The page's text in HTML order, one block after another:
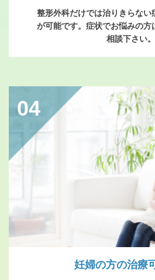
整形外科だけでは治りきらない
が可能です。症状でお悩みの方
相談下さい。
04
妊婦の方の治療